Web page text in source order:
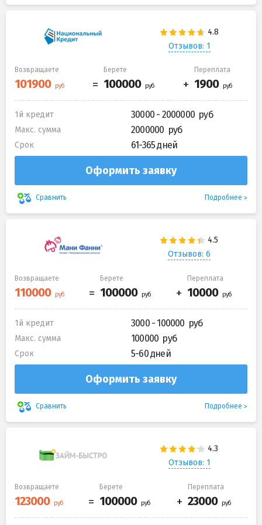
Отзывов: 1
Возвращаете Берете Переплата
1й кредит 30000 - 2000000
Макс. сумма 2000000
Срок 61-365 дней
Оформить заявку
Сравнить Подробнее
Отзывов: 6
Возвращаете Берете Переплата
1й кредит 3000 - 100000
Макс. сумма 100000
Срок 5-60 дней
Оформить заявку
Сравнить Подробнее
Отзывов: 1
Возвращаете Берете Переплата